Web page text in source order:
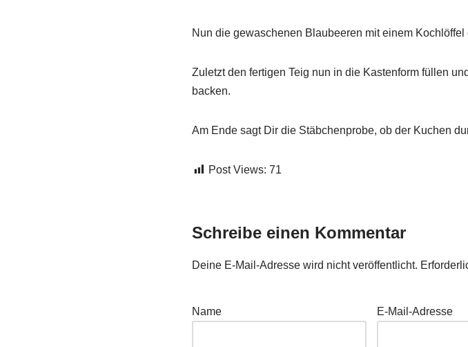
Nun die gewaschenen Blaubeeren mit einem
Zuletzt den fertigen Teig nun in die Kastenform füllen
backen.
Am Ende sagt Dir die Stäbchenprobe, ob der Kuchen
Post Views: 71
Schreibe einen Kommentar
Deine E-Mail-Adresse wird nicht veröffentlicht.
Name E-Mail-Adresse